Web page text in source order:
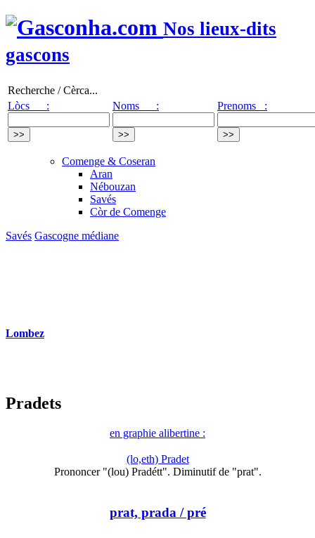
Nos lieux-dits
gascons
Recherche / Cèrca...
Lòcs :
Noms : Prenoms :
Comenge & Coseran
Aran
Nébouzan
Savés
Còr de Comenge
Savés Gascogne médiane
Lombez
Pradets
en graphie alibertine :
(lo,eth) Pradet
Prononcer "(lou) Pradétt". Diminutif de "prat".
prat, prada / pré